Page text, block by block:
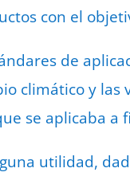
con el
de
climático y
se aplicaba a
utilidad,